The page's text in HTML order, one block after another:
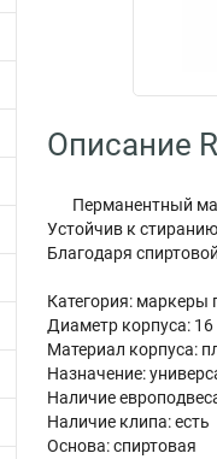
Описание
Перманентный
Устойчив к
Благодаря
Категория: маркеры
Диаметр корпуса:
Материал корпуса:
Назначение:
Наличие
Наличие клипа: есть
Основа: спиртовая